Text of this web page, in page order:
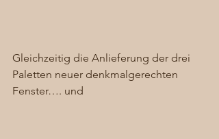
Gleichzeitig die Anlieferung der drei
Paletten neuer denkmalgerechten
Fenster…. und